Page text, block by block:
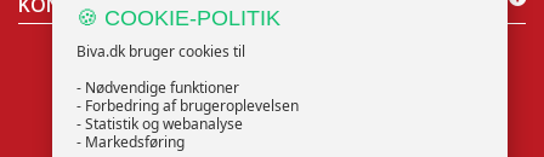
NYHEDSBREV
🍪 COOKIE-POLITIK
Biva.dk bruger cookies til
- Nødvendige funktioner
- Forbedring af brugeroplevelsen
- Statistik og webanalyse
- Markedsføring